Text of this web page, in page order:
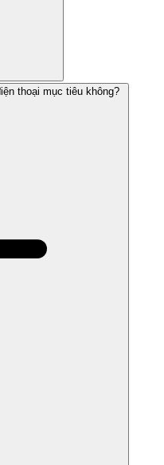
thoại mục tiêu không?